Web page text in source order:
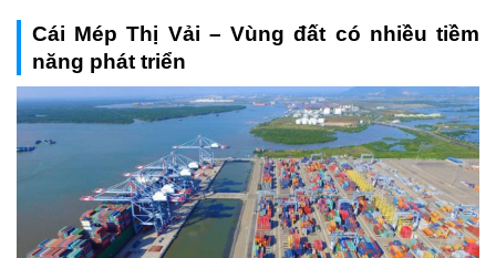
Cái Mép Thị Vải – Vùng đất có nhiều tiềm
năng phát triển